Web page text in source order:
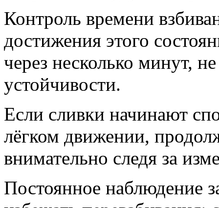
Контроль времени
достижения этого
через несколько минут,
устойчивости.
Если сливки начинают
лёгком движении,
внимательно следя за
Постоянное наблюдение